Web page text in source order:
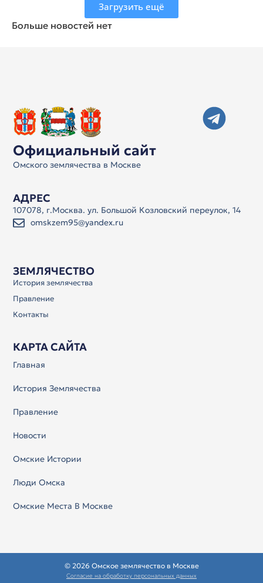
Загрузить ещё
Больше новостей нет
Официальный сайт
Омского землячества в Москве
ЗЕМЛЯЧЕСТВО
История землячества
Правление
Контакты
КАРТА САЙТА
Главная
История Землячества
Правление
Новости
Омские Истории
Люди Омска
Омские Места В Москве
АДРЕС
107078, г.Москва. ул. Большой Козловский переулок, 14
omskzem95@yandex.ru
© 2026 Омское землячество в Москве
Согласие на обработку персональных данных